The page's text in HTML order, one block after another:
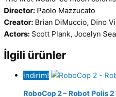
Director: Paolo Mazzucato
Creator: Brian DiMuccio, Dino
Actors: Scott Plank, Jocelyn
İlgili ürünler
indirim!
RoboCop 2 – Robot Polis